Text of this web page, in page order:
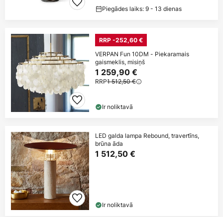
Piegādes laiks: 9 - 13 dienas
RRP -252,60 €
VERPAN Fun 10DM - Piekaramais
gaismeklis, misiņš
1 259,90 €
RRP1 512,50 €
Ir noliktavā
LED galda lampa Rebound, travertīns,
brūna āda
1 512,50 €
Ir noliktavā